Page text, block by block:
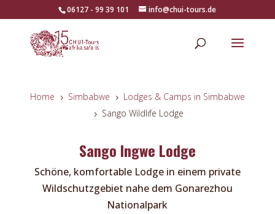
06127 - 99 39 101 info@chui-tours.de
Home 5 Simbabwe 5 Lodges & Camps in Simbabwe
5 Sango Wildlife Lodge
Sango Ingwe Lodge
Schöne, komfortable Lodge in einem private
Wildschutzgebiet nahe dem Gonarezhou
Nationalpark